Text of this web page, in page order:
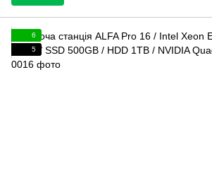
6
5